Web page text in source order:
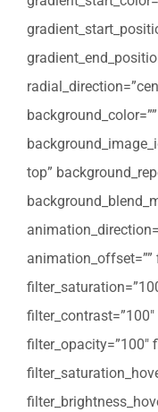
top”
animation_offset=””
filter_contrast=”100″
filter_opacity=”100″